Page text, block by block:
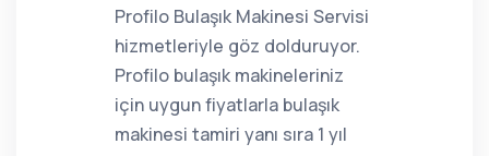
Profilo Bulaşık Makinesi Servisi
hizmetleriyle göz dolduruyor.
Profilo bulaşık makineleriniz
için uygun fiyatlarla bulaşık
makinesi tamiri yanı sıra 1 yıl